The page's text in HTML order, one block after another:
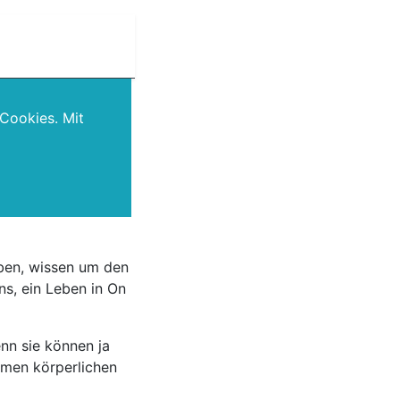
Mit
wissen um den
ein Leben in On
sie können ja
körperlichen